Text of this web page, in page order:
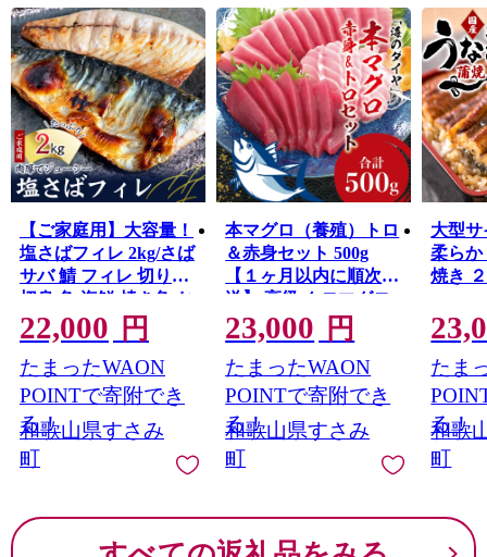
【ご家庭用】大容量！
塩さばフィレ 2kg/さば
サバ 鯖 フィレ 切り身
切身 魚 海鮮 焼き魚 お
かず
22,000 円
たまったWAON
POINTで寄附でき
る！
和歌山県すさみ
町
本マグロ（養殖）トロ
＆赤身セット 500g
【１ヶ月以内に順次発
送】 高級 クロマグロ
中トロ 中とろ まぐろ
マグロ 鮪 刺身 赤身 柵
じゃばらまぐろ 本マ
グロ 本鮪
23,000 円
たまったWAON
POINTで寄附でき
る！
和歌山県すさみ
町
大型
柔らか
焼き
たま
る！
和歌
町